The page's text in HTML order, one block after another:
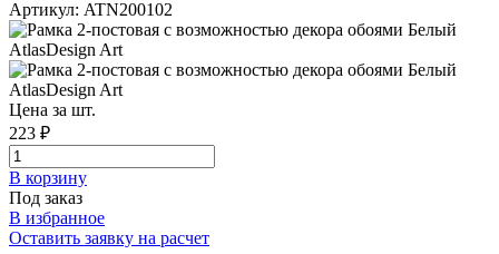
Артикул: ATN200102
Цена за шт.
223 ₽
В корзинy
Под заказ
В избранное
Оставить заявку на расчет